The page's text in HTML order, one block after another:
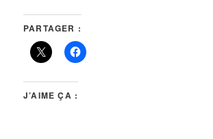
PARTAGER :
J’AIME ÇA :